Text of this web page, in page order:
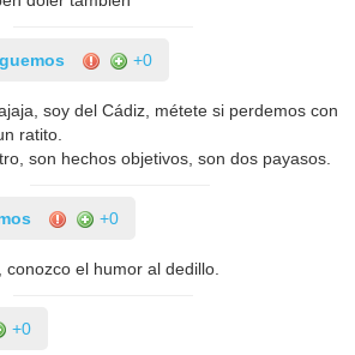
+0
soy del Cádiz, métete si perdemos con
ratito.
son hechos objetivos, son dos payasos.
+0
el humor al dedillo.
+0